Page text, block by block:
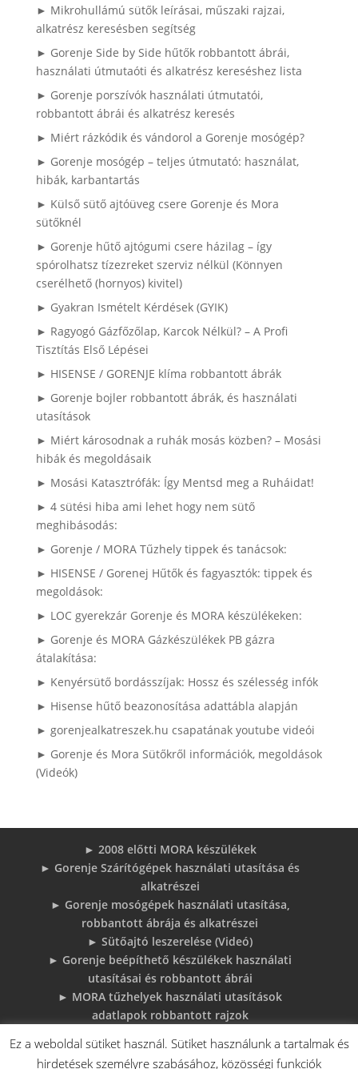
► Mikrohullámú sütők leírásai, műszaki rajzai,
alkatrész keresésben segítség
► Gorenje Side by Side hűtők robbantott ábrái,
használati útmutaóti és alkatrész kereséshez lista
► Gorenje porszívók használati útmutatói,
robbantott ábrái és alkatrész keresés
► Miért rázkódik és vándorol a Gorenje mosógép?
► Gorenje mosógép – teljes útmutató: használat,
hibák, karbantartás
► Külső sütő ajtóüveg csere Gorenje és Mora
sütőknél
► Gorenje hűtő ajtógumi csere házilag – így
spórolhatsz tízezreket szerviz nélkül (Könnyen
cserélhető (hornyos) kivitel)
► Gyakran Ismételt Kérdések (GYIK)
► Ragyogó Gázfőzőlap, Karcok Nélkül? – A Profi
Tisztítás Első Lépései
► HISENSE / GORENJE klíma robbantott ábrák
► Gorenje bojler robbantott ábrák, és használati
utasítások
► Miért károsodnak a ruhák mosás közben? – Mosási
hibák és megoldásaik
► Mosási Katasztrófák: Így Mentsd meg a Ruháidat!
► 4 sütési hiba ami lehet hogy nem sütő
meghibásodás:
► Gorenje / MORA Tűzhely tippek és tanácsok:
► HISENSE / Gorenej Hűtők és fagyasztók: tippek és
megoldások:
► LOC gyerekzár Gorenje és MORA készülékeken:
► Gorenje és MORA Gázkészülékek PB gázra
átalakítása:
► Kenyérsütő bordásszíjak: Hossz és szélesség infók
► Hisense hűtő beazonosítása adattábla alapján
► gorenjealkatreszek.hu csapatának youtube videói
► Gorenje és Mora Sütőkről információk, megoldások
(Videók)
► 2008 előtti MORA készülékek
► Gorenje Szárítógépek használati utasítása és
alkatrészei
► Gorenje mosógépek használati utasítása,
robbantott ábrája és alkatrészei
► Sütőajtó leszerelése (Videó)
► Gorenje beépíthető készülékek használati
utasításai és robbantott ábrái
► MORA tűzhelyek használati utasítások
adatlapok robbantott rajzok
megoldások
Ez a weboldal sütiket használ. Sütiket használunk a tartalmak és
hirdetések személyre szabásához, közösségi funkciók